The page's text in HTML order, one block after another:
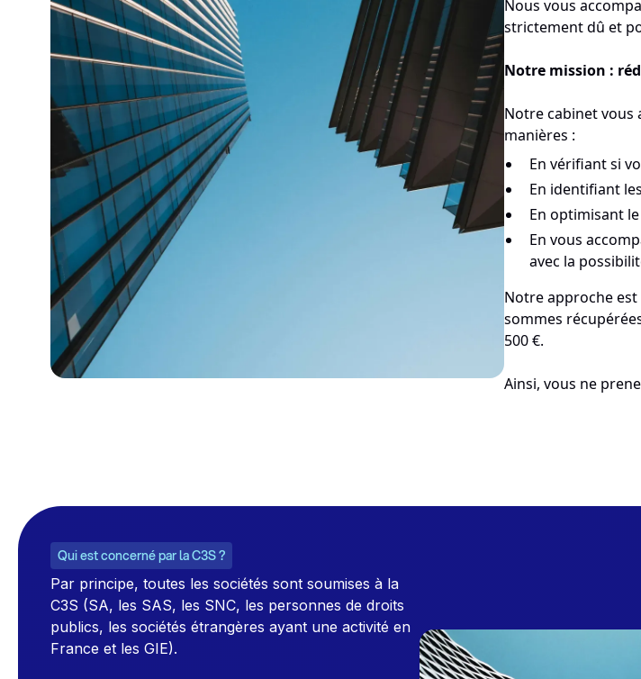
Nous vous
strictement dû et
Notre mission :
Notre cabinet vous
manières :
En vérifiant si
En identifiant
En optimisant
En vous
avec la
Notre approche
sommes
500 €.
Ainsi, vous ne
Qui est concerné par la C3S ?
Par principe, toutes les sociétés sont soumises à la
C3S (SA, les SAS, les SNC, les personnes de droits
publics, les sociétés étrangères ayant une activité en
France et les GIE).